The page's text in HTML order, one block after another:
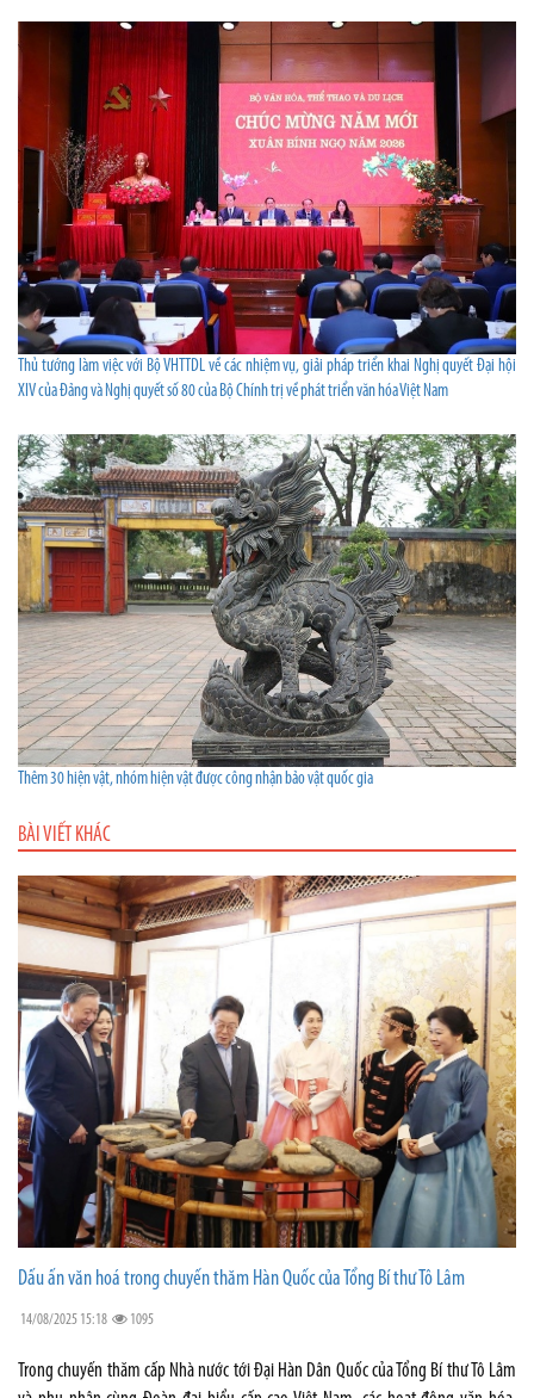
Thủ tướng làm việc với Bộ VHTTDL về các nhiệm vụ, giải pháp triển khai Nghị quyết Đại hội
XIV của Đảng và Nghị quyết số 80 của Bộ Chính trị về phát triển văn hóa Việt Nam
Thêm 30 hiện vật, nhóm hiện vật được công nhận bảo vật quốc gia
BÀI VIẾT KHÁC
Dấu ấn văn hoá trong chuyến thăm Hàn Quốc của Tổng Bí thư Tô Lâm
14/08/2025 15:18 1095
Trong chuyến thăm cấp Nhà nước tới Đại Hàn Dân Quốc của Tổng Bí thư Tô Lâm